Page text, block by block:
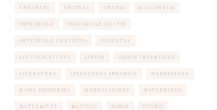
EMBARAZO ESCUELA GRATIS HALLOWEEN
IMPRIMIBLE IMPRIMIBLE GRATIS
IMPRIMIBLE GRATUITO JUGUETES
LECTOESCRITURA LIBROS LIBROS INFANTILES
LITERATURA LITERATURA INFANTIL MADRESFERA
MAMA PRIMERIZA MANUALIDADES MATERNIDAD
MATERNITAT NAVIDAD NIÑOS OTOÑO